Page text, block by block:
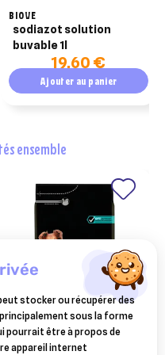
BIOVE
sodiazot solution
buvable 1l
19,60 €
Ajouter au panier
ensemble
PURINA
purina pro plan medium
stocker ou récupérer des
sous la forme
pourrait être à propos de
appareil internet